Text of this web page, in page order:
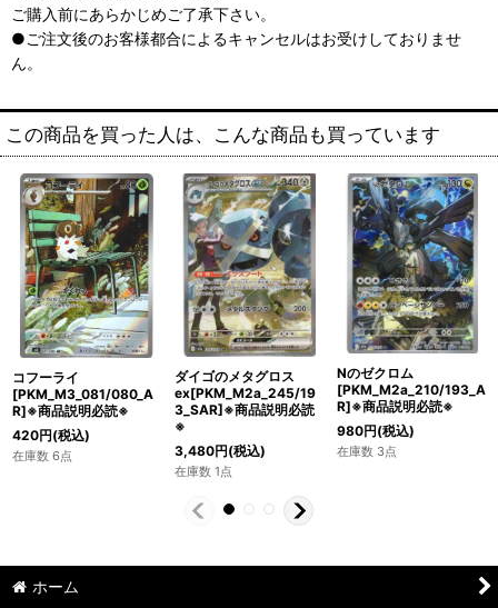
ご購入前にあらかじめご了承下さい。
●ご注文後のお客様都合によるキャンセルはお受けしておりませ
ん。
この商品を買った人は、こんな商品も買っています
コフーライ
[PKM_M3_081/080_A
R]※商品説明必読※
420円(税込)
在庫数 6点
ダイゴのメタグロス
ex[PKM_M2a_245/19
3_SAR]※商品説明必読
※
3,480円(税込)
在庫数 1点
Nのゼクロム
[PKM_M2a_210/193_A
R]※商品説明必読※
980円(税込)
在庫数 3点
ホーム